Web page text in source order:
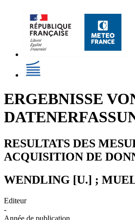
ERGEBNISSE
RESULTATS DES
ACQUISITION DE
WENDLING [U.] ;
Editeur
-
Année de publication